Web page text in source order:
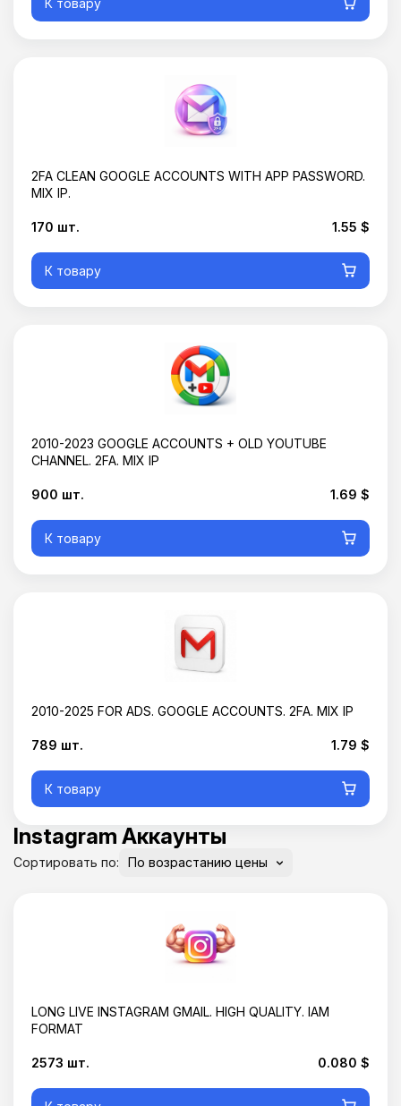
2FA CLEAN GOOGLE ACCOUNTS WITH APP PASSWORD.
MIX IP.
170 шт. 1.55 $
К товару
2010-2023 GOOGLE ACCOUNTS + OLD YOUTUBE
CHANNEL. 2FA. MIX IP
900 шт. 1.69 $
К товару
2010-2025 FOR ADS. GOOGLE ACCOUNTS. 2FA. MIX IP
789 шт. 1.79 $
К товару
Instagram Аккаунты
Сортировать по:
LONG LIVE INSTAGRAM GMAIL. HIGH QUALITY. IAM
FORMAT
2573 шт. 0.080 $